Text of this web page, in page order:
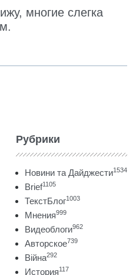
многие слегка
Рубрики
Новини та Дайджести1534
Brief1105
ТекстБлог1003
Мнения999
Видеоблоги962
Авторское739
Війна292
История117